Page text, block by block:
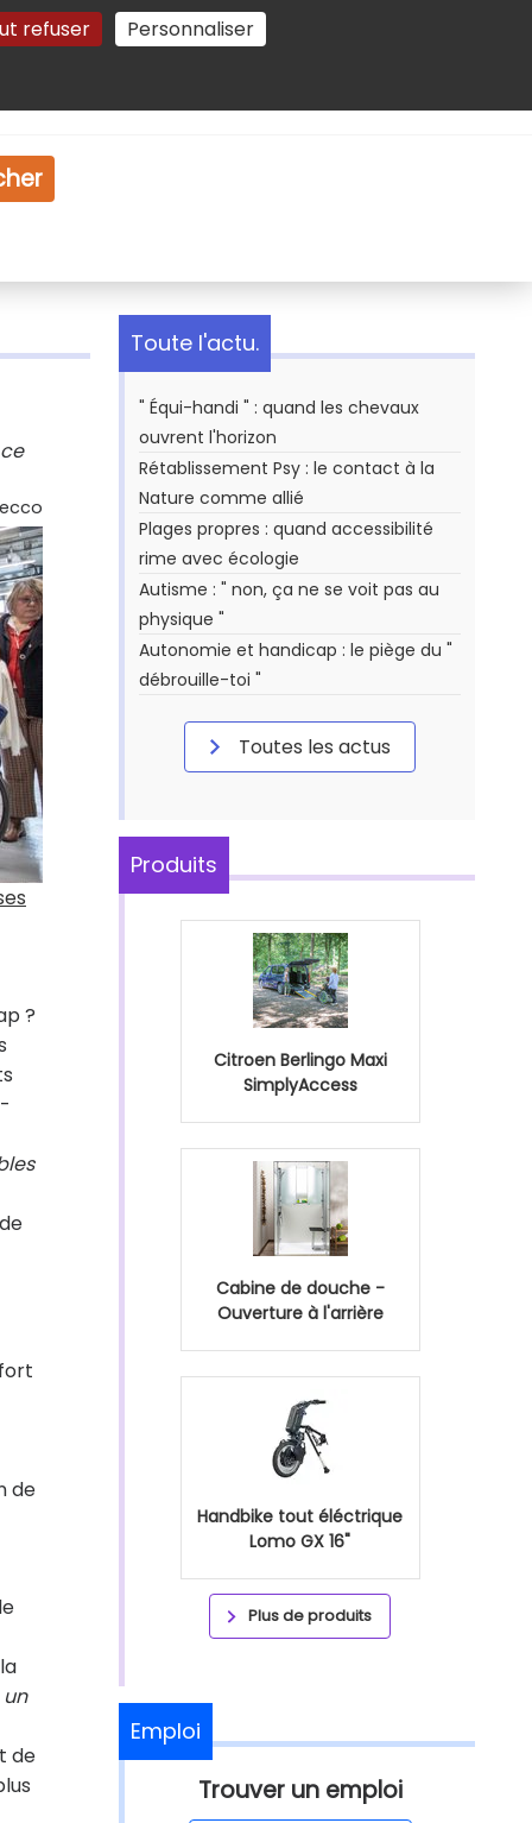
refuser Personnaliser
Gestion des cookies
?
de
un
de
Toute l'actu.
" Équi-handi " : quand les chevaux
ouvrent l'horizon
Rétablissement Psy : le contact à la
Nature comme allié
Plages propres : quand accessibilité
rime avec écologie
Autisme : " non, ça ne se voit pas au
physique "
Autonomie et handicap : le piège du "
débrouille-toi "
Toutes les actus
Produits
Citroen Berlingo Maxi
SimplyAccess
Cabine de douche -
Ouverture à l'arrière
Handbike tout éléctrique
Lomo GX 16"
Plus de produits
Emploi
Trouver un emploi